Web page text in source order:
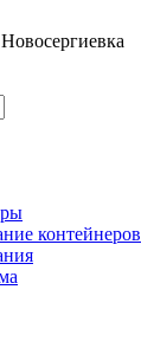
контейнеров